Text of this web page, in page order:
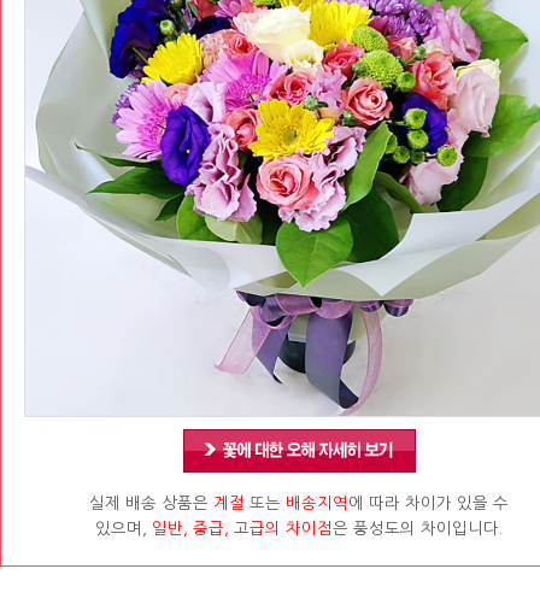
실제 배송 상품은 계절 또는 배송지역 에 따라 차이가 있을 수
있으며, 일반, 중급, 고급의 차이점은 풍성도의 차이입니다.